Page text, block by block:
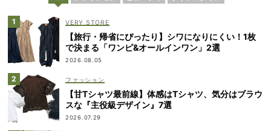
VERY STORE
【旅行・帰省にぴったり】シワになりにくい！1枚
で決まる「ワンピ&オールインワン」2選
2026.08.05
ファッション
【甘Tシャツ最前線】体感はTシャツ、気分はブラウ
スな『主役級デザイン』7選
2026.07.29